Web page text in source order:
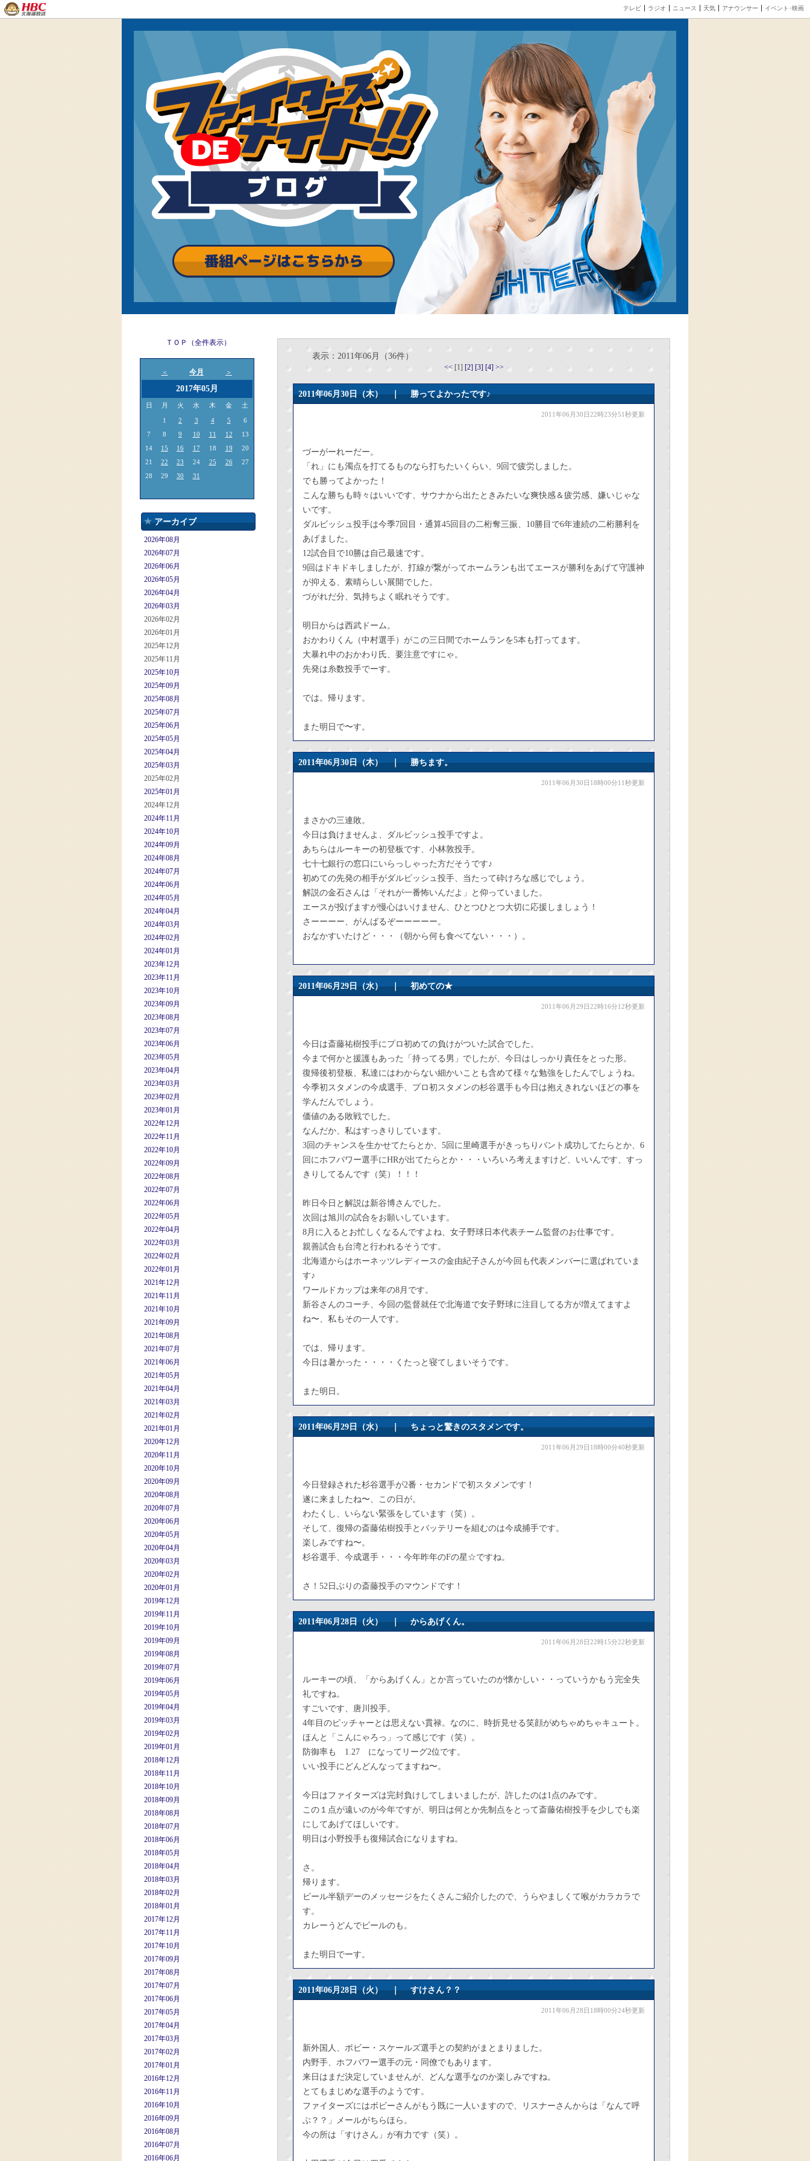
テレビ ラジオ ニュース 天気 アナウンサー イベント･映画
ＴＯＰ（全件表示）
＜ 今月 ＞
2017年05月
日 月 火 水 木 金 土
1 2 3 4 5
6
7
8 9 10 11 12
13
14
15 16 17 18 19
20
21
22 23 24 25 26
27
28
29 30 31
アーカイブ
2026年08月
2026年07月
2026年06月
2026年05月
2026年04月
2026年03月
2026年02月
2026年01月
2025年12月
2025年11月
2025年10月
2025年09月
2025年08月
2025年07月
2025年06月
2025年05月
2025年04月
2025年03月
2025年02月
2025年01月
2024年12月
2024年11月
2024年10月
2024年09月
2024年08月
2024年07月
2024年06月
2024年05月
2024年04月
2024年03月
2024年02月
2024年01月
2023年12月
2023年11月
2023年10月
2023年09月
2023年08月
2023年07月
2023年06月
2023年05月
2023年04月
2023年03月
2023年02月
2023年01月
2022年12月
2022年11月
2022年10月
2022年09月
2022年08月
2022年07月
2022年06月
2022年05月
2022年04月
2022年03月
2022年02月
2022年01月
2021年12月
2021年11月
2021年10月
2021年09月
2021年08月
2021年07月
2021年06月
2021年05月
2021年04月
2021年03月
2021年02月
2021年01月
2020年12月
2020年11月
2020年10月
2020年09月
2020年08月
2020年07月
2020年06月
2020年05月
2020年04月
2020年03月
2020年02月
2020年01月
2019年12月
2019年11月
2019年10月
2019年09月
2019年08月
2019年07月
2019年06月
2019年05月
2019年04月
2019年03月
2019年02月
2019年01月
2018年12月
2018年11月
2018年10月
2018年09月
2018年08月
2018年07月
2018年06月
2018年05月
2018年04月
2018年03月
2018年02月
2018年01月
2017年12月
2017年11月
2017年10月
2017年09月
2017年08月
2017年07月
2017年06月
2017年05月
2017年04月
2017年03月
2017年02月
2017年01月
2016年12月
2016年11月
2016年10月
2016年09月
2016年08月
2016年07月
2016年06月
表示：2011年06月（36件）
<< [1] [2] [3] [4] >>
2011年06月30日（木） ｜勝ってよかったです♪
2011年06月30日22時23分51秒更新
づーがーれーだー。
「れ」にも濁点を打てるものなら打ちたいくらい、9回で疲労しました。
でも勝ってよかった！
こんな勝ちも時々はいいです、サウナから出たときみたいな爽快感＆疲労感、嫌いじゃな
いです。
ダルビッシュ投手は今季7回目・通算45回目の二桁奪三振、10勝目で6年連続の二桁勝利を
あげました。
12試合目で10勝は自己最速です。
9回はドキドキしましたが、打線が繋がってホームランも出てエースが勝利をあげて守護神
が抑える、素晴らしい展開でした。
づがれだ分、気持ちよく眠れそうです。
明日からは西武ドーム。
おかわりくん（中村選手）がこの三日間でホームランを5本も打ってます。
大暴れ中のおかわり氏、要注意ですにゃ。
先発は糸数投手でーす。
では。帰ります。
また明日で〜す。
2011年06月30日（木） ｜勝ちます。
2011年06月30日18時00分11秒更新
まさかの三連敗。
今日は負けませんよ、ダルビッシュ投手ですよ。
あちらはルーキーの初登板です、小林敦投手。
七十七銀行の窓口にいらっしゃった方だそうです♪
初めての先発の相手がダルビッシュ投手、当たって砕けろな感じでしょう。
解説の金石さんは「それが一番怖いんだよ」と仰っていました。
エースが投げますが慢心はいけません、ひとつひとつ大切に応援しましょう！
さーーーー、がんばるぞーーーーー。
おなかすいたけど・・・（朝から何も食べてない・・・）。
2011年06月29日（水） ｜初めての★
2011年06月29日22時16分12秒更新
今日は斎藤祐樹投手にプロ初めての負けがついた試合でした。
今まで何かと援護もあった「持ってる男」でしたが、今日はしっかり責任をとった形。
復帰後初登板、私達にはわからない細かいことも含めて様々な勉強をしたんでしょうね。
今季初スタメンの今成選手、プロ初スタメンの杉谷選手も今日は抱えきれないほどの事を
学んだんでしょう。
価値のある敗戦でした。
なんだか、私はすっきりしています。
3回のチャンスを生かせてたらとか、5回に里崎選手がきっちりバント成功してたらとか、6
回にホフパワー選手にHRが出てたらとか・・・いろいろ考えますけど、いいんです、すっ
きりしてるんです（笑）！！！
昨日今日と解説は新谷博さんでした。
次回は旭川の試合をお願いしています。
8月に入るとお忙しくなるんですよね、女子野球日本代表チーム監督のお仕事です。
親善試合も台湾と行われるそうです。
北海道からはホーネッツレディースの金由紀子さんが今回も代表メンバーに選ばれていま
す♪
ワールドカップは来年の8月です。
新谷さんのコーチ、今回の監督就任で北海道で女子野球に注目してる方が増えてますよ
ね〜、私もその一人です。
では、帰ります。
今日は暑かった・・・・くたっと寝てしまいそうです。
また明日。
2011年06月29日（水） ｜ちょっと驚きのスタメンです。
2011年06月29日18時00分40秒更新
今日登録された杉谷選手が2番・セカンドで初スタメンです！
遂に来ましたね〜、この日が。
わたくし、いらない緊張をしています（笑）。
そして、復帰の斎藤佑樹投手とバッテリーを組むのは今成捕手です。
楽しみですね〜。
杉谷選手、今成選手・・・今年昨年のFの星☆ですね。
さ！52日ぶりの斎藤投手のマウンドです！
2011年06月28日（火） ｜からあげくん。
2011年06月28日22時15分22秒更新
ルーキーの頃、「からあげくん」とか言っていたのが懐かしい・・っていうかもう完全失
礼ですね。
すごいです、唐川投手。
4年目のピッチャーとは思えない貫禄。なのに、時折見せる笑顔がめちゃめちゃキュート。
ほんと「こんにゃろっ」って感じです（笑）。
防御率も 1.27 になってリーグ2位です。
いい投手にどんどんなってますね〜。
今日はファイターズは完封負けしてしまいましたが、許したのは1点のみです。
この１点が遠いのが今年ですが、明日は何とか先制点をとって斎藤佑樹投手を少しでも楽
にしてあげてほしいです。
明日は小野投手も復帰試合になりますね。
さ。
帰ります。
ビール半額デーのメッセージをたくさんご紹介したので、うらやましくて喉がカラカラで
す。
カレーうどんでビールのも。
また明日でーす。
2011年06月28日（火） ｜すけさん？？
2011年06月28日18時00分24秒更新
新外国人、ボビー・スケールズ選手との契約がまとまりました。
内野手、ホフパワー選手の元・同僚でもあります。
来日はまだ決定していませんが、どんな選手なのか楽しみですね。
とてもまじめな選手のようです。
ファイターズにはボビーさんがもう既に一人いますので、リスナーさんからは「なんて呼
ぶ？？」メールがちらほら。
今の所は「すけさん」が有力です（笑）。